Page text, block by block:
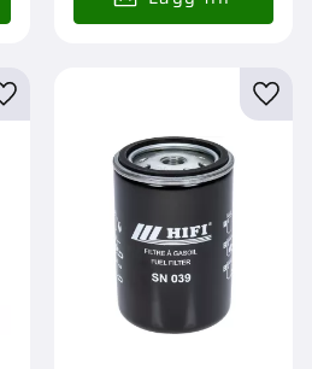
Lägg till i favoriter